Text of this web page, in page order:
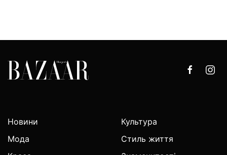
Новини
Мода
Культура
Стиль життя